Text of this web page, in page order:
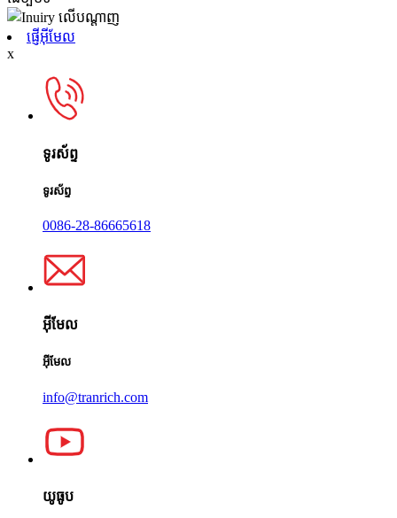
ផ្ញើអ៊ីមែល
x
ទូរស័ព្ទ
ទូរស័ព្ទ
0086-28-86665618
អ៊ីមែល
អ៊ីមែល
info@tranrich.com
យូធូប